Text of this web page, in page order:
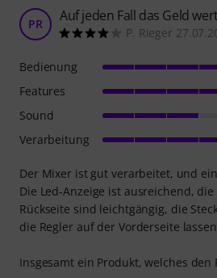
PR Auf jeden Fall das Geld
P. Rieger
Der Mixer ist gut verarbeitet, und
Die Led-Anzeige ist ausreichend,
Rückseite sind leichtgängig, die
die Regler auf der Vorderseite
Insgesamt ein Produkt, welches den
Bedienung
Features
Sound
Verarbeitung